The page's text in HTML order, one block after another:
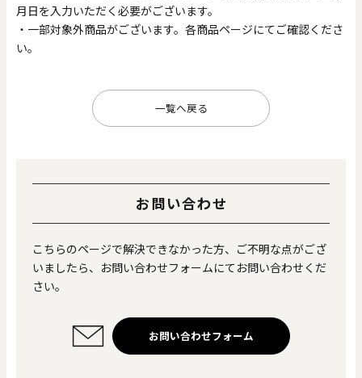
月日を入力いただく必要がございます。
・一部対象外商品がございます。各商品ページにてご確認くださ
い。
一覧へ戻る
お問い合わせ
こちらのページで解決できなかった方、ご不明な点がござ
いましたら、お問い合わせフォームにてお問い合わせくだ
さい。
お問い合わせフォーム